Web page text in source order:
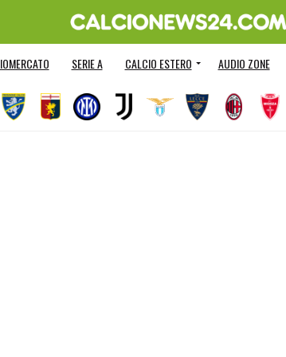
SERIE A CALCIO ESTERO AUDIO ZONE